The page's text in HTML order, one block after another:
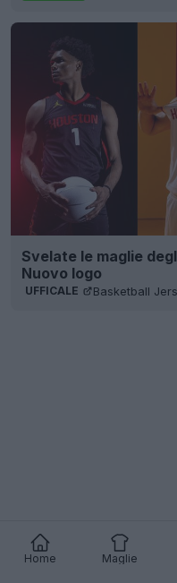
Home Maglie
Svelate le maglie
Nuovo logo
UFFICALE Basketball